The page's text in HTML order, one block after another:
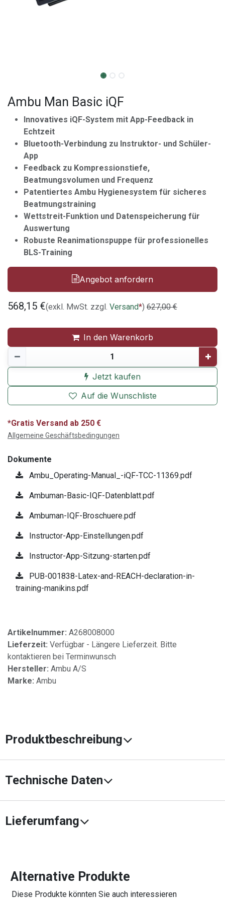
Ambu Man Basic iQF
Innovatives iQF-System mit App-Feedback in
Echtzeit
Bluetooth-Verbindung zu Instruktor- und Schüler-
App
Feedback zu Kompressionstiefe,
Beatmungsvolumen und Frequenz
Patentiertes Ambu Hygienesystem für sicheres
Beatmungstraining
Wettstreit-Funktion und Datenspeicherung für
Auswertung
Robuste Reanimationspuppe für professionelles
BLS-Training
Angebot anfordern
568,15 €(exkl. MwSt. zzgl. Versand*) 627,00€
In den Warenkorb
Jetzt kaufen
Auf die Wunschliste
*Gratis Versand ab 250 €
Allgemeine Geschäftsbedingungen
Dokumente
Ambu_Operating-Manual_-iQF-TCC-11369.pdf
Ambuman-Basic-IQF-Datenblatt.pdf
Ambuman-IQF-Broschuere.pdf
Instructor-App-Einstellungen.pdf
Instructor-App-Sitzung-starten.pdf
PUB-001838-Latex-and-REACH-declaration-in-
training-manikins.pdf
Artikelnummer: A268008000
Lieferzeit: Verfügbar - Längere Lieferzeit. Bitte
kontaktieren bei Terminwunsch
Hersteller: Ambu A/S
Marke: Ambu
Produktbeschreibung
Technische Daten
Lieferumfang
Alternative Produkte
Diese Produkte könnten Sie auch interessieren